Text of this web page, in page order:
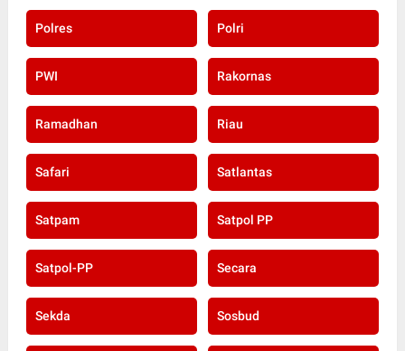
Polres Polri
PWI Rakornas
Ramadhan Riau
Safari Satlantas
Satpam Satpol PP
Satpol-PP Secara
Sekda Sosbud